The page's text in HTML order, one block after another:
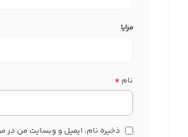
مزایا
نام *
ذخیره نام، ایمیل و وبسایت من در